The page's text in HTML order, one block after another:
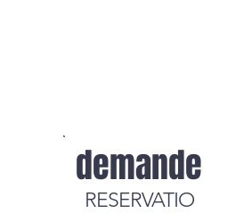
demande
RESERVATIO